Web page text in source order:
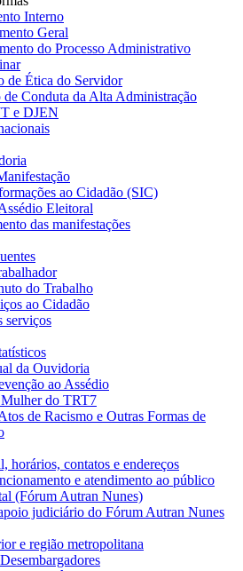
Interno
Geral
do Processo Administrativo
de Ética do Servidor
Conduta da Alta Administração
e DJEN
ao Cidadão (SIC)
Eleitoral
das manifestações
do Trabalho
ao Cidadão
serviços
da Ouvidoria
ao Assédio
do TRT7
de Racismo e Outras Formas de
horários, contatos e endereços
e atendimento ao público
(Fórum Autran Nunes)
judiciário do Fórum Autran Nunes
e região metropolitana